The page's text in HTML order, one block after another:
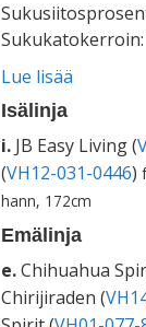
Sukukatokerroin:
Lue lisää
Isälinja
i. JB Easy Living (
(VH12-031-0446)
hann, 172cm
Emälinja
e.Chihuahua
Chirijiraden (